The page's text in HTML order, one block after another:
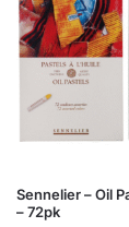
Sennelier – Oil
– 72pk